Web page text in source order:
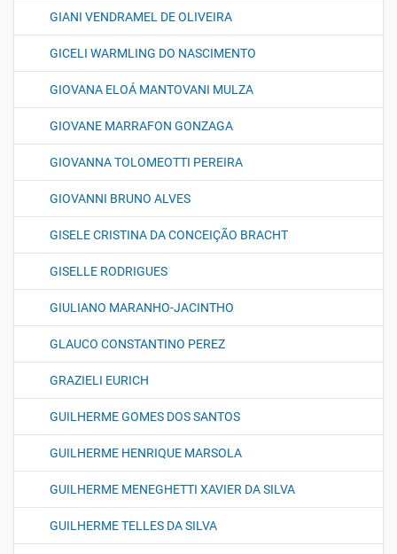
GIANI VENDRAMEL DE OLIVEIRA
GICELI WARMLING DO NASCIMENTO
GIOVANA ELOÁ MANTOVANI MULZA
GIOVANE MARRAFON GONZAGA
GIOVANNA TOLOMEOTTI PEREIRA
GIOVANNI BRUNO ALVES
GISELE CRISTINA DA CONCEIÇÃO BRACHT
GISELLE RODRIGUES
GIULIANO MARANHO-JACINTHO
GLAUCO CONSTANTINO PEREZ
GRAZIELI EURICH
GUILHERME GOMES DOS SANTOS
GUILHERME HENRIQUE MARSOLA
GUILHERME MENEGHETTI XAVIER DA SILVA
GUILHERME TELLES DA SILVA